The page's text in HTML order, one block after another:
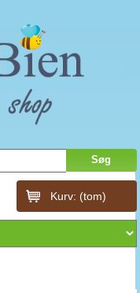
Kurv: (tom)